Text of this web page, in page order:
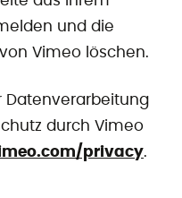
und die
Vimeo löschen.
Datenverarbeitung
durch Vimeo
privacy.